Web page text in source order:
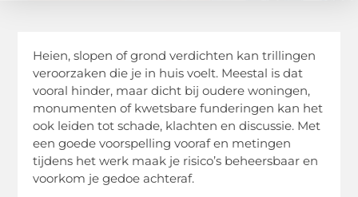
Heien, slopen of grond verdichten kan trillingen
veroorzaken die je in huis voelt. Meestal is dat
vooral hinder, maar dicht bij oudere woningen,
monumenten of kwetsbare funderingen kan het
ook leiden tot schade, klachten en discussie. Met
een goede voorspelling vooraf en metingen
tijdens het werk maak je risico’s beheersbaar en
voorkom je gedoe achteraf.